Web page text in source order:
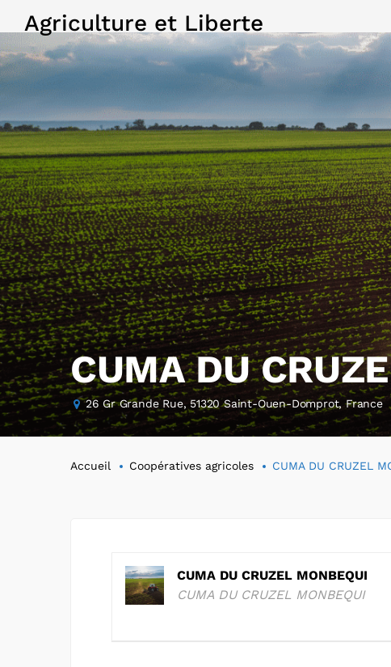
Agriculture et Liberte
CUMA DU
26 Gr Grande Rue, 51320 Saint-Ouen-Domprot, France
Accueil Coopératives agricoles CUMA DU CRUZEL
CUMA DU CRUZEL MONBEQUI
CUMA DU CRUZEL MONBEQUI